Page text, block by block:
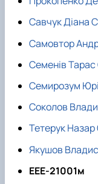
Савчук Діана
Самовтор
Семенів Тарас
Семирозум
Соколов
Тетерук Назар
Якушов
ЕЕЕ-21001м